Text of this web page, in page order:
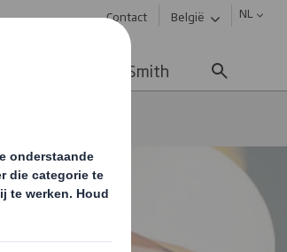
Contact België NL
Werken bij DS Smith